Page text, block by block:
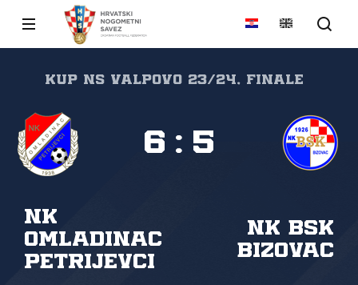
Kup NS Valpovo 23/24, Finale
NK
Omladinac
Petrijevci
NK BSK
Bizovac
6 : 5